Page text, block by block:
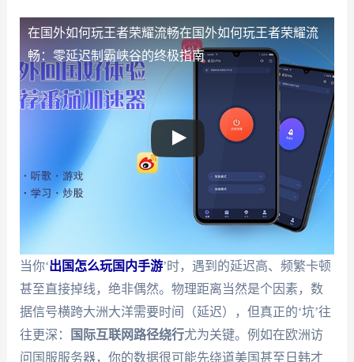
在国外如何玩王者荣耀流畅在国外如何玩王者荣耀流
畅：零延迟制霸峡谷的终极指南
当你‘出国怎么玩国内手游’时，遇到的延迟高、频繁卡顿
甚至直接掉线，绝非偶然。物理距离当然是个因素，数
据信号横跨大洲大洋需要时间（延迟），但真正的‘坑’往
往更深：
国际互联网路径绕行尤为关键。例如在欧洲访
问国服服务器，你的数据很可能先绕道美国甚至日韩才